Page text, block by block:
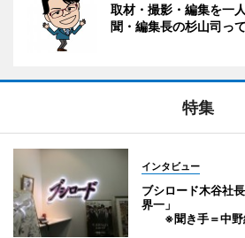
取材・撮影・編集を一
聞・編集長の杉山司っ
特集
インタビュー
ブシロード木谷社
界一」
※聞き手＝中野